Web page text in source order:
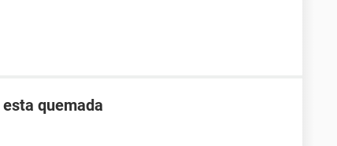
quemada